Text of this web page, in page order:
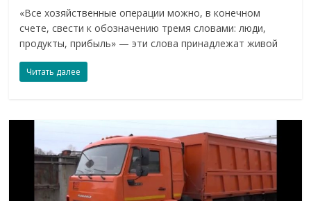
«Все хозяйственные операции можно, в конечном
счете, свести к обозначению тремя словами: люди,
продукты, прибыль» — эти слова принадлежат живой
Читать далее